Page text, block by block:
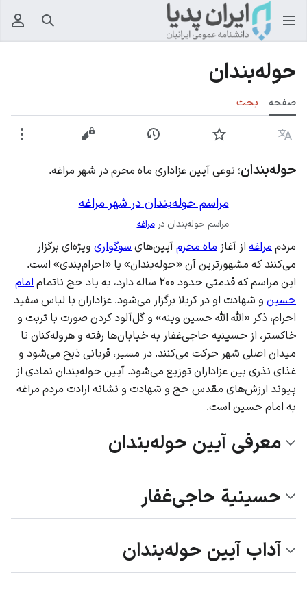
جستجو
حوله‌بندان
صفحه بحث
زبان پیگیری نمایش تاریخچهنمایش مبدأ
حوله‌بندان؛ نوعی آیین عزاداری ماه محرم در شهر مراغه.
مراسم حوله‌بندان در شهر مراغه
مراسم حوله‌بندان درمراغه
مردم مراغه از آغاز ماه محرم آیین‌های سوگواری ویژه‌ای برگزار
می‌کنند که مشهورترین آن «حوله‌بندان» یا «احرام‌بندی» است.
این مراسم که قدمتی حدود ۲۰۰ ساله دارد، به یاد حج ناتمام
امام
حسین و شهادت او در کربلا برگزار می‌شود. عزاداران با لباس سفید
احرام، ذکر «الله الله حسین وینه» و گل‌آلود کردن صورت با تربت و
خاکستر، از حسینیه حاجی‌غفار به خیابان‌ها رفته و هروله‌کنان تا
میدان اصلی شهر حرکت می‌کنند. در مسیر، قربانی ذبح می‌شود و
غذای نذری بین عزاداران توزیع می‌شود. آیین حوله‌بندان نمادی از
پیوند ارزش‌های مقدس حج و شهادت و نشانه ارادت مردم مراغه
به امام حسین است.
معرفی آیین حوله‌بندان
حسینیة حاجی‌غفار
آداب آیین حوله‌بندان